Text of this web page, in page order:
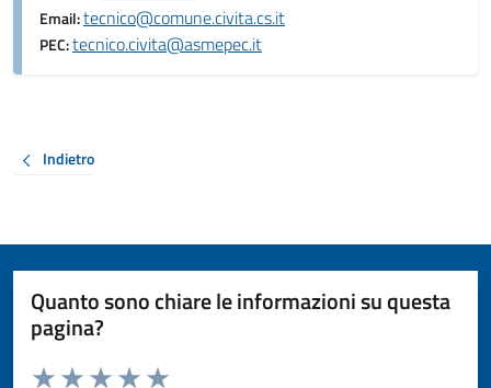
Email:tecnico@comune.civita.cs.it
PEC:tecnico.civita@asmepec.it
Indietro
Quanto sono chiare le informazioni su questa
pagina?
Valuta da 1 a 5 stelle la pagina